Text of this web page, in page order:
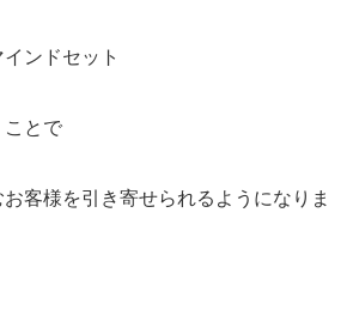
ンドセット
ことで
客様を引き寄せられるようになりま